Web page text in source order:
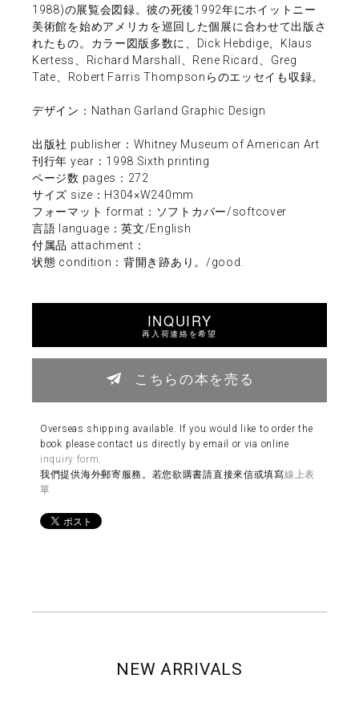
1988)の展覧会図録。彼の死後1992年にホイットニー
美術館を始めアメリカを巡回した個展に合わせて出版さ
れたもの。カラー図版多数に、Dick Hebdige、Klaus
Kertess、Richard Marshall、Rene Ricard、Greg
Tate、Robert Farris Thompsonらのエッセイも収録。
デザイン：Nathan Garland Graphic Design
出版社 publisher：Whitney Museum of American Art
刊行年 year：1998 Sixth printing
ページ数 pages：272
サイズ size：H304×W240mm
フォーマット format：ソフトカバー/softcover
言語 language：英文/English
付属品 attachment：
状態 condition：背開き跡あり。/good.
INQUIRY
再入荷連絡を希望
こちらの本を売る
Overseas shipping available. If you would like to order the
book please contact us directly by email or via online
inquiry form
我們提供海外郵寄服務。若您欲購書請直接來信或填寫線上表
單
NEW ARRIVALS